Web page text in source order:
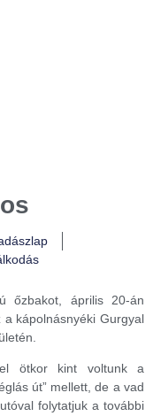
őzbakot, április 20-án
kápolnásnyéki Gurgyal
ötkor kint voltunk a
út” mellett, de a vad
folytatjuk a további